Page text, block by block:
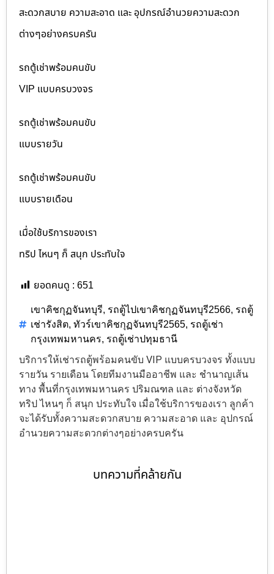
สะดวกสบาย ความสะอาด และ อุปกรณ์อำนวยความสะดวก
ต่างๆอย่างครบครัน
รถตู้เช่าพร้อมคนขับ
VIP แบบครบวงจร
รถตู้เช่าพร้อมคนขับ
แบบรายวัน
รถตู้เช่าพร้อมคนขับ
แบบรายเดือน
เมื่อใช้บริการของเรา
ทริป ไหนๆ ก็ สนุก ประทับใจ
ยอดคนดู : 651
เขาคิชกุฏจันทบุรี, รถตู้ไปเขาคิชกุฏจันทบุรี2566, รถตู้
เช่ารังสิต, ทัวร์เขาคิชกุฏจันทบุรี2565, รถตู้เช่า
กรุงเทพมหานคร, รถตู้เช่าปทุมธานี
บริการให้เช่ารถตู้พร้อมคนขับ VIP แบบครบวงจร ทั้งแบบ
รายวัน รายเดือน โดยทีมงานมืออาชีพ และ ชำนาญเส้น
ทาง พื้นที่กรุงเทพมหานคร ปริมณฑล และ ต่างจังหวัด
ทริป ไหนๆ ก็ สนุก ประทับใจ เมื่อใช้บริการของเรา ลูกค้า
จะได้รับทั้งความสะดวกสบาย ความสะอาด และ อุปกรณ์
อำนวยความสะดวกต่างๆอย่างครบครัน
บทความที่คล้ายกัน